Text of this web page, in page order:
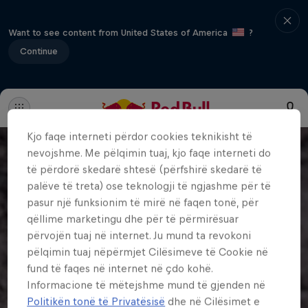
Want to see content from United States of America
?
Continue
Kjo faqe interneti përdor cookies teknikisht të
nevojshme. Me pëlqimin tuaj, kjo faqe interneti do
të përdorë skedarë shtesë (përfshirë skedarë të
palëve të treta) ose teknologji të ngjashme për të
pasur një funksionim të mirë në faqen tonë, për
qëllime marketingu dhe për të përmirësuar
përvojën tuaj në internet. Ju mund ta revokoni
pëlqimin tuaj nëpërmjet Cilësimeve të Cookie në
fund të faqes në internet në çdo kohë.
Informacione të mëtejshme mund të gjenden në
Politikën tonë të Privatësisë dhe në Cilësimet e